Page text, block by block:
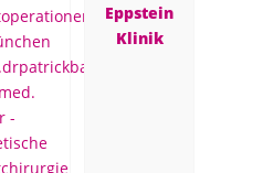
Eppstein
Klinik